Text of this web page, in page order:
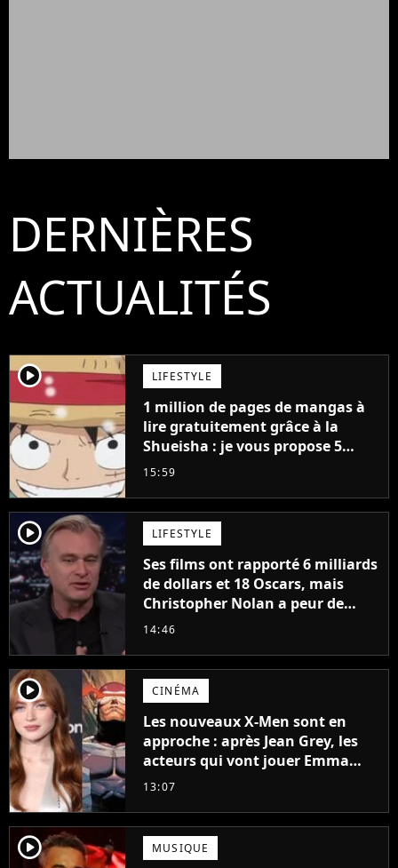
DERNIÈRES
ACTUALITÉS
player2 LIFESTYLE
1 million de pages de mangas à
lire gratuitement grâce à la
Shueisha : je vous propose 5
mangas jamais sortis en France
15:59
player2 LIFESTYLE
Ses films ont rapporté 6 milliards
de dollars et 18 Oscars, mais
Christopher Nolan a peur de
tourner un genre de films très
14:46
player2 CINÉMA
Les nouveaux X-Men sont en
approche : après Jean Grey, les
acteurs qui vont jouer Emma
Frost et Cyclope trouvés !
13:07
player2 MUSIQUE